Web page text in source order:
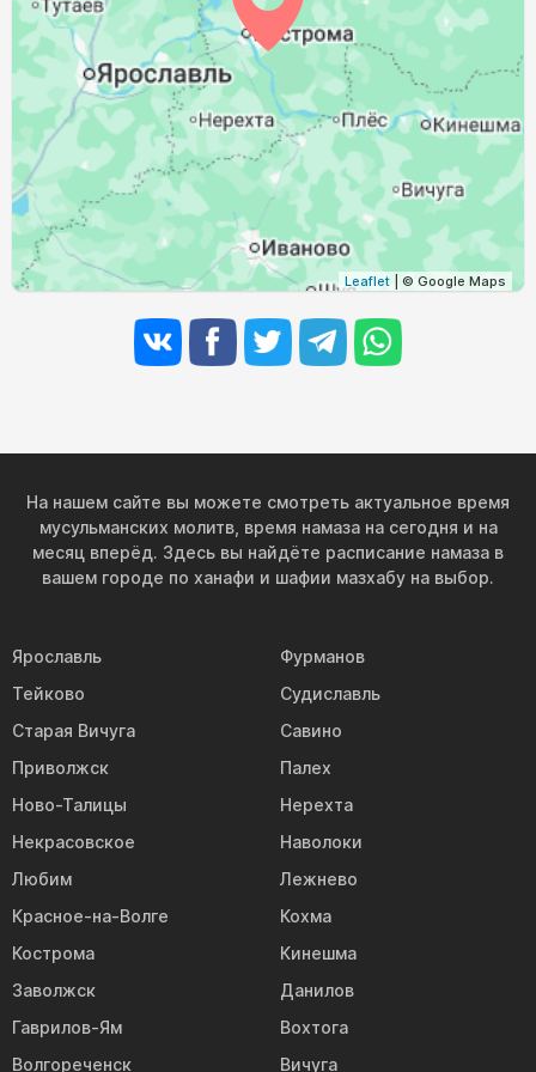
30, Вс 02:53 05:12 12:16 16:02 19:20 21:26
02:57 05:14 12:16 16:00 19:17 21:22
Leaflet | © Google Maps
На нашем сайте вы можете смотреть актуальное время
мусульманских молитв, время намаза на сегодня и на
месяц вперёд. Здесь вы найдёте расписание намаза в
вашем городе по ханафи и шафии мазхабу на выбор.
Ярославль
Фурманов
Тейково
Судиславль
Старая Вичуга
Савино
Приволжск
Палех
Ново-Талицы
Нерехта
Некрасовское
Наволоки
Любим
Лежнево
Красное-на-Волге
Кохма
Кострома
Кинешма
Заволжск
Данилов
Гаврилов-Ям
Вохтога
Волгореченск
Вичуга